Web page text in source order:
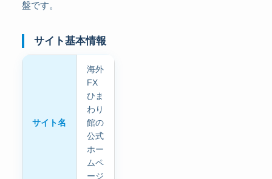
盤です。
サイト基本情報
サイト名
海外
FX
ひま
わり
館の
公式
ホー
ムペ
ージ